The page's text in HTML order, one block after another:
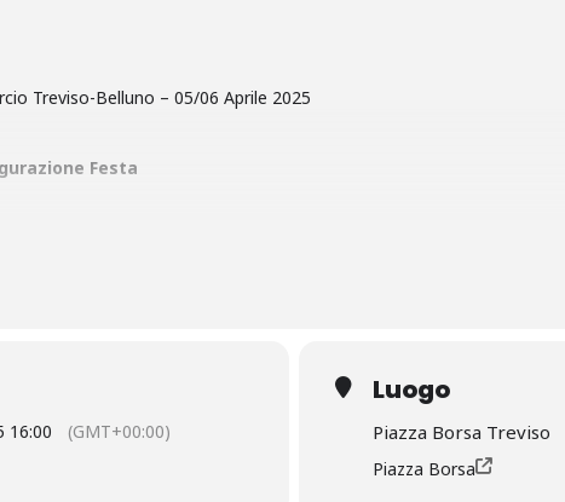
Treviso-Belluno – 05/06 Aprile 2025
Festa
www.confcommercioprovinciaditreviso.it
16:00 (GMT+00:00)
Luogo
Piazza Borsa Treviso
Piazza Borsa